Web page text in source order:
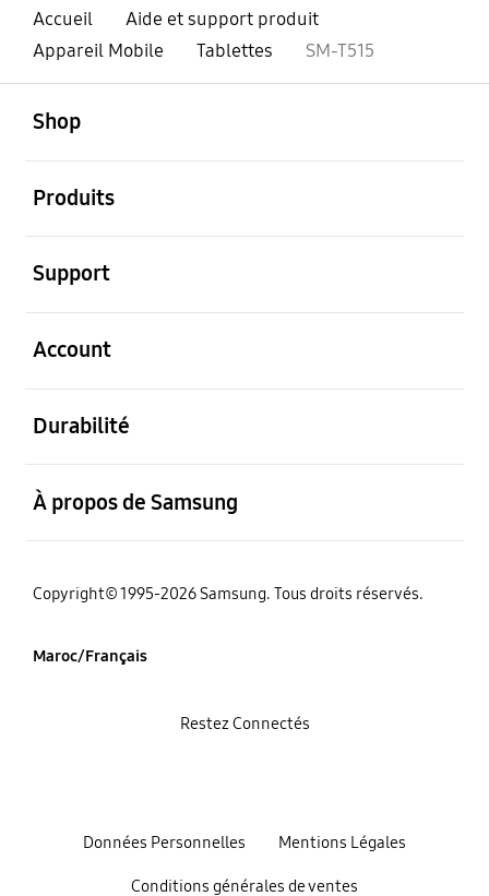
Accueil
Aide et support produit
Appareil Mobile
Tablettes SM-T515
Shop
Produits
Support
Account
Durabilité
À propos de Samsung
Copyright© 1995-2026 Samsung. Tous droits réservés.
Maroc/Français
Données Personnelles Mentions Légales
Conditions générales de ventes
Restez Connectés